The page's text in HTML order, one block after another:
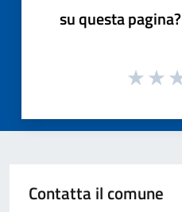
su questa pagina?
Contatta il comune